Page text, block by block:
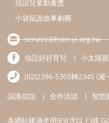
信誼基金會/上誼文化實業股份